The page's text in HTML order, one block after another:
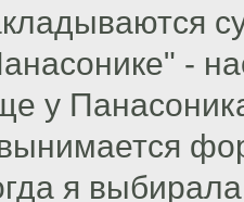
-
у
я